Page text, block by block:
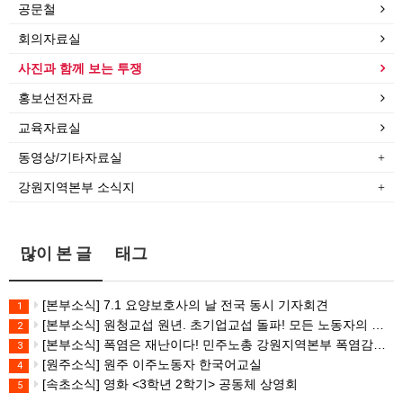
공문철
회의자료실
사진과 함께 보는 투쟁
홍보선전자료
교육자료실
동영상/기타자료실
강원지역본부 소식지
많이 본 글 태그
1 [본부소식] 7.1 요양보호사의 날 전국 동시 기자회견
2 [본부소식] 원청교섭 원년. 초기업교섭 돌파! 모든 노동자의 노동기본권 쟁취! 민주노총 7.15 총파업대회
3 [본부소식] 폭염은 재난이다! 민주노총 강원지역본부 폭염감시단 선포 기자회견
4 [원주소식] 원주 이주노동자 한국어교실
5 [속초소식] 영화 <3학년 2학기> 공동체 상영회